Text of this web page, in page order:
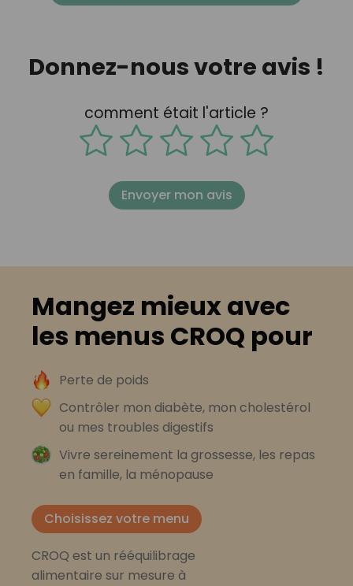
Donnez-nous votre avis !
comment était l'article ?
Envoyer mon avis
Mangez mieux avec
les menus CROQ pour
Perte de poids
Contrôler mon diabète, mon cholestérol
ou mes troubles digestifs
Vivre sereinement la grossesse, les repas
en famille, la ménopause
Choisissez votre menu
CROQ est un rééquilibrage
alimentaire sur mesure à